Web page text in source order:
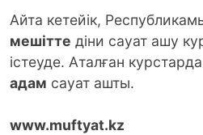
Айта кетейік,
мешітте діни сауат ашу
істеуде. Аталған курстарда
адам сауат ашты.
www.muftyat.kz